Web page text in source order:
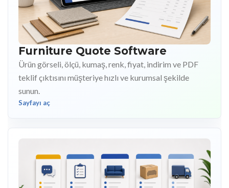
Furniture Quote Software
Ürün görseli, ölçü, kumaş, renk, fiyat, indirim ve PDF
teklif çıktısını müşteriye hızlı ve kurumsal şekilde
sunun.
Sayfayı aç